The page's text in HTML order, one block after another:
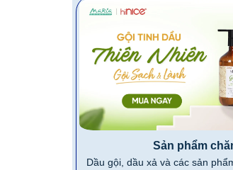
Sản phẩm
Dầu gội, dầu xả và các sản